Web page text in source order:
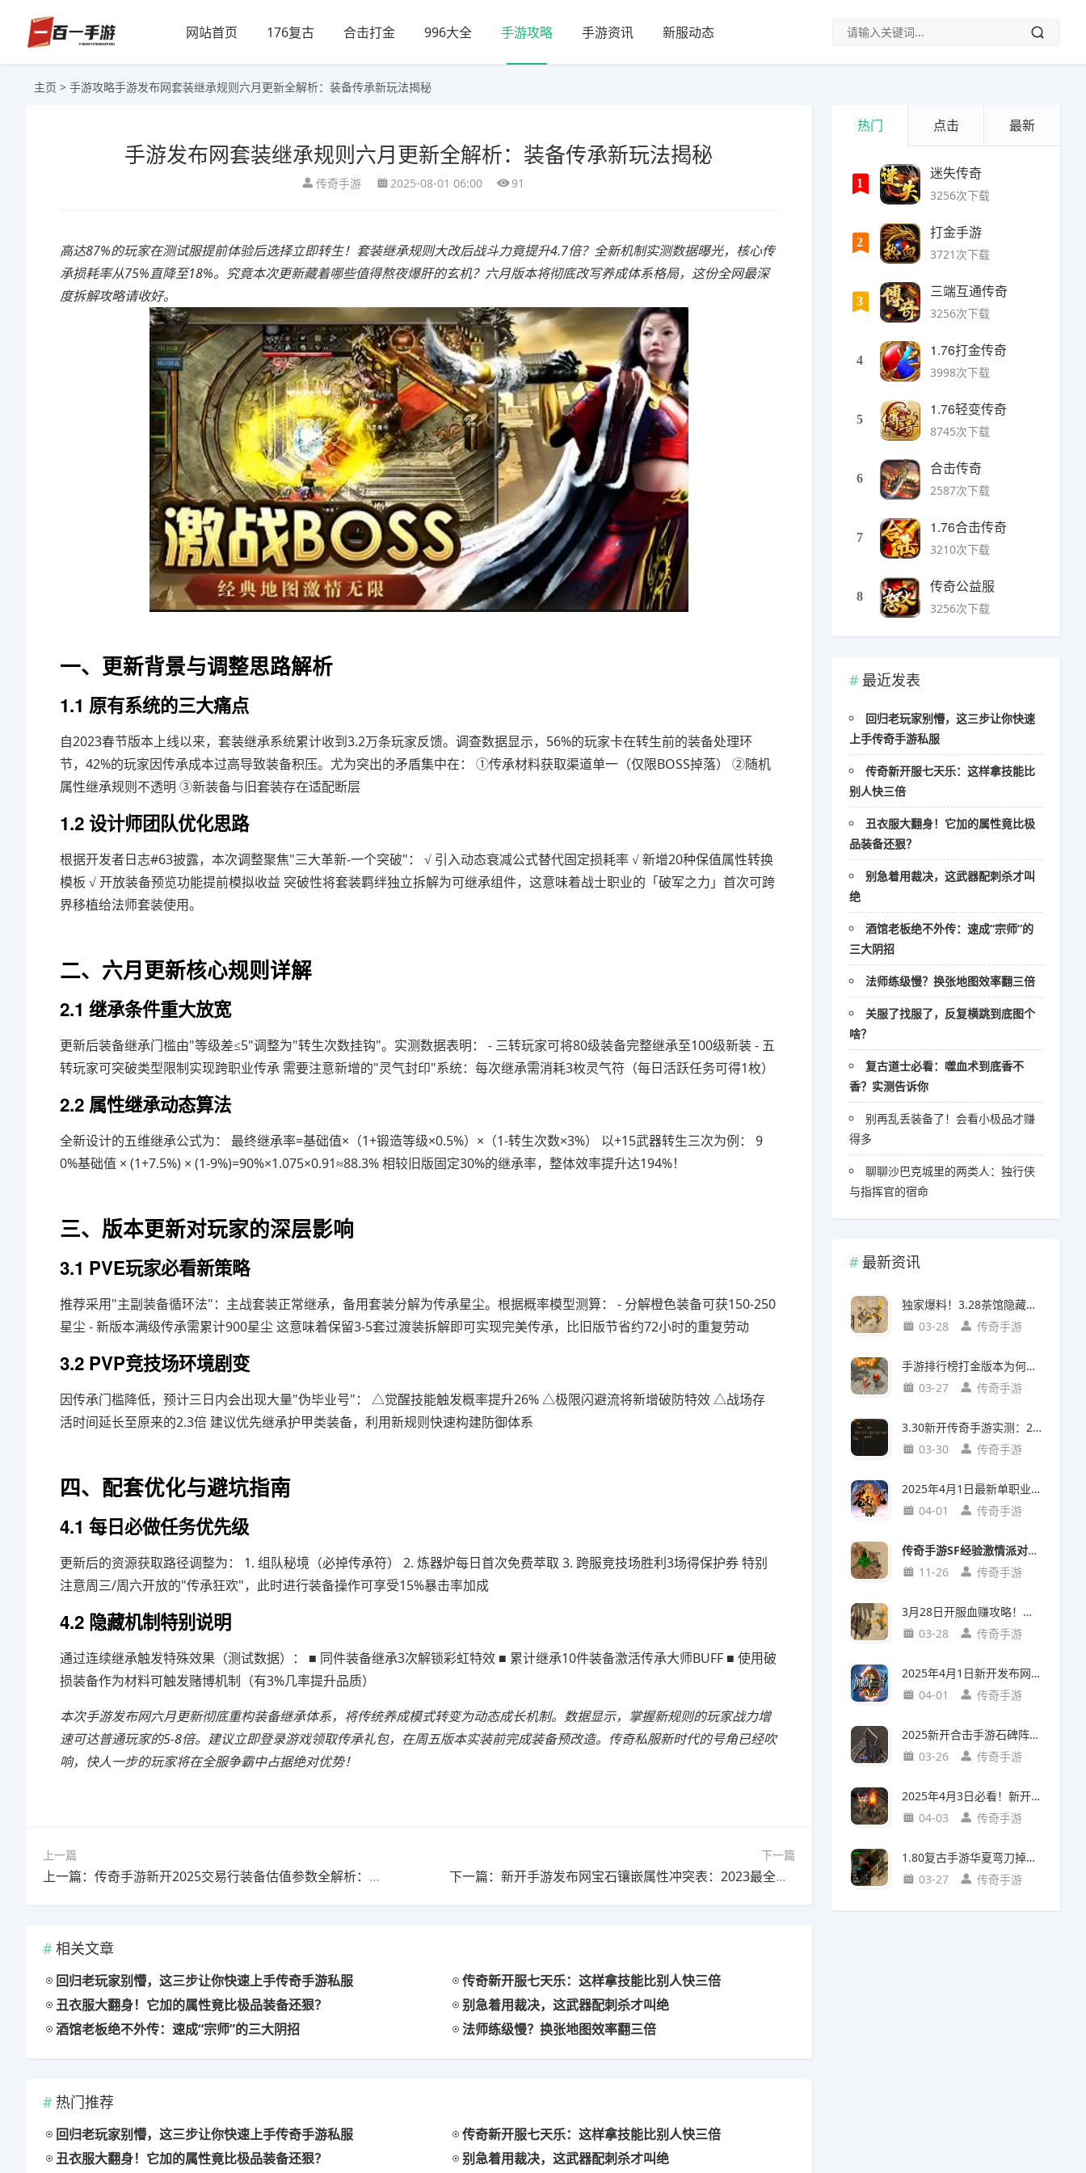
网站首页 176复古 合击打金 996大全 手游攻略 手游资讯 新服动态
主页 > 手游攻略手游发布网套装继承规则六月更新全解析：装备传承新玩法揭秘
手游发布网套装继承规则六月更新全解析：装备传承新玩法揭秘
传奇手游 2025-08-01 06:00 91
高达87%的玩家在测试服提前体验后选择立即转生！套装继承规则大改后战斗力竟提升4.7倍？全新机制实测数据曝光，核心传
承损耗率从75%直降至18%。究竟本次更新藏着哪些值得熬夜爆肝的玄机？六月版本将彻底改写养成体系格局，这份全网最深
度拆解攻略请收好。
一、更新背景与调整思路解析
1.1 原有系统的三大痛点
自2023春节版本上线以来，套装继承系统累计收到3.2万条玩家反馈。调查数据显示，56%的玩家卡在转生前的装备处理环
节，42%的玩家因传承成本过高导致装备积压。尤为突出的矛盾集中在： ①传承材料获取渠道单一（仅限BOSS掉落） ②随机
属性继承规则不透明 ③新装备与旧套装存在适配断层
1.2 设计师团队优化思路
根据开发者日志#63披露，本次调整聚焦"三大革新-一个突破"： √ 引入动态衰减公式替代固定损耗率 √ 新增20种保值属性转换
模板 √ 开放装备预览功能提前模拟收益 突破性将套装羁绊独立拆解为可继承组件，这意味着战士职业的「破军之力」首次可跨
界移植给法师套装使用。
二、六月更新核心规则详解
2.1 继承条件重大放宽
更新后装备继承门槛由"等级差≤5"调整为"转生次数挂钩"。实测数据表明： - 三转玩家可将80级装备完整继承至100级新装 - 五
转玩家可突破类型限制实现跨职业传承 需要注意新增的"灵气封印"系统：每次继承需消耗3枚灵气符（每日活跃任务可得1枚）
2.2 属性继承动态算法
全新设计的五维继承公式为： 最终继承率=基础值×（1+锻造等级×0.5%）×（1-转生次数×3%） 以+15武器转生三次为例： 9
0%基础值 × (1+7.5%) × (1-9%)=90%×1.075×0.91≈88.3% 相较旧版固定30%的继承率，整体效率提升达194%！
三、版本更新对玩家的深层影响
3.1 PVE玩家必看新策略
推荐采用"主副装备循环法"：主战套装正常继承，备用套装分解为传承星尘。根据概率模型测算： - 分解橙色装备可获150-250
星尘 - 新版本满级传承需累计900星尘 这意味着保留3-5套过渡装拆解即可实现完美传承，比旧版节省约72小时的重复劳动
3.2 PVP竞技场环境剧变
因传承门槛降低，预计三日内会出现大量"伪毕业号"： △觉醒技能触发概率提升26% △极限闪避流将新增破防特效 △战场存
活时间延长至原来的2.3倍 建议优先继承护甲类装备，利用新规则快速构建防御体系
四、配套优化与避坑指南
4.1 每日必做任务优先级
更新后的资源获取路径调整为： 1. 组队秘境（必掉传承符） 2. 炼器炉每日首次免费萃取 3. 跨服竞技场胜利3场得保护券 特别
注意周三/周六开放的"传承狂欢"，此时进行装备操作可享受15%暴击率加成
4.2 隐藏机制特别说明
通过连续继承触发特殊效果（测试数据）： ■ 同件装备继承3次解锁彩虹特效 ■ 累计继承10件装备激活传承大师BUFF ■ 使用破
损装备作为材料可触发赌博机制（有3%几率提升品质）
本次手游发布网六月更新彻底重构装备继承体系，将传统养成模式转变为动态成长机制。数据显示，掌握新规则的玩家战力增
速可达普通玩家的5-8倍。建议立即登录游戏领取传承礼包，在周五版本实装前完成装备预改造。传奇私服新时代的号角已经吹
响，快人一步的玩家将在全服争霸中占据绝对优势！
上一篇
上一篇：传奇手游新开2025交易行装备估值参数全解析：从基础属性到隐藏爆率
下一篇
下一篇：新开手游发布网宝石镶嵌属性冲突表：2023最全避坑指南
相关文章
回归老玩家别懵，这三步让你快速上手传奇手游私服
传奇新开服七天乐：这样拿技能比别人快三倍
丑衣服大翻身！它加的属性竟比极品装备还狠？
别急着用裁决，这武器配刺杀才叫绝
酒馆老板绝不外传：速成“宗师”的三大阴招
法师练级慢？换张地图效率翻三倍
热门推荐
回归老玩家别懵，这三步让你快速上手传奇手游私服
传奇新开服七天乐：这样拿技能比别人快三倍
丑衣服大翻身！它加的属性竟比极品装备还狠？
别急着用裁决，这武器配刺杀才叫绝
热门 点击 最新
1
迷失传奇
3256次下载
2
打金手游
3721次下载
3
三端互通传奇
3256次下载
4
1.76打金传奇
3998次下载
5
1.76轻变传奇
8745次下载
6
合击传奇
2587次下载
7
1.76合击传奇
3210次下载
8
传奇公益服
3256次下载
最近发表
回归老玩家别懵，这三步让你快速
上手传奇手游私服
传奇新开服七天乐：这样拿技能比
别人快三倍
丑衣服大翻身！它加的属性竟比极
品装备还狠？
别急着用裁决，这武器配刺杀才叫
绝
酒馆老板绝不外传：速成“宗师”的
三大阴招
法师练级慢？换张地图效率翻三倍
关服了找服了，反复横跳到底图个
啥？
复古道士必看：噬血术到底香不
香？实测告诉你
别再乱丢装备了！会看小极品才赚
得多
聊聊沙巴克城里的两类人：独行侠
与指挥官的宿命
最新资讯
独家爆料！3.28茶馆隐藏任务出8阶装（附坐标/对话/强化指南）
03-28
传奇手游
手游排行榜打金版本为何爆火？玩家真实需求与版本价值解析
03-27
传奇手游
3.30新开传奇手游实测：20级入帮派必做任务攻略
03-30
传奇手游
2025年4月1日最新单职业传奇手游《苍天火龙》20级法师地图攻略！
04-01
传奇手游
传奇手游SF经验激情派对参加门槛解析：入门攻略+亮点玩法
11-26
传奇手游
3月28日开服血赚攻略！手游新开服中草药店隐藏任务，首日炼丹赚20万铜币
03-28
传奇手游
2025年4月1日新开发布网首发！《沉默三金》手游实测：三小时从萌新到沙城主
04-01
传奇手游
2025新开合击手游石碑阵通关攻略：五大必备条件实测解析
03-26
传奇手游
2025年4月3日必看！新开复古传奇烤火全解：你以为只是回血？
04-03
传奇手游
1.80复古手游华夏弯刀掉落攻略：地图与怪物全解析
03-27
传奇手游